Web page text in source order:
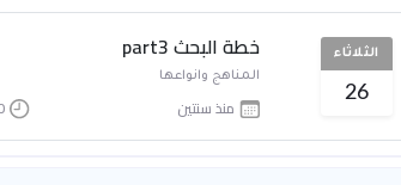
الثلاثاء
26
خطة البحث part3
المناهج وانواعها
منذ سنتين